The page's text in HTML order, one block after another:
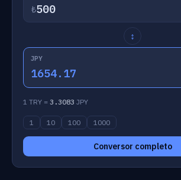
₺
↕
JPY
1654.17
1 TRY = 3.3083 JPY
1 10 100 1000
Conversor completo